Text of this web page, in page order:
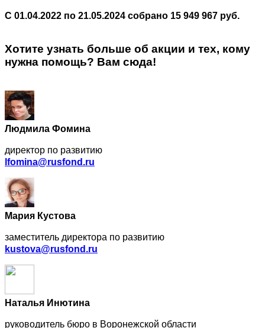
С 01.04.2022 по 21.05.2024 собрано 15 949 967 руб.
Хотите узнать больше об акции и тех, кому
нужна помощь? Вам сюда!
Людмила Фомина
директор по развитию
lfomina@rusfond.ru
Мария Кустова
заместитель директора по развитию
kustova@rusfond.ru
Наталья Инютина
руководитель бюро в Воронежской области